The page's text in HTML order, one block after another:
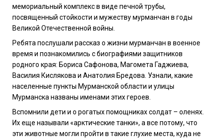
мемориальный комплекс в виде печной трубы,
посвященный стойкости и мужеству мурманчан в годы
Великой Отечественной войны.
Ребята послушали рассказ о жизни мурманчан в военное
время и познакомились с биографиями защитников
родного края: Бориса Сафонова, Магомета Гаджиева,
Василия Кислякова и Анатолия Бредова. Узнали, какие
населенные пункты Мурманской области и улицы
Мурманска названы именами этих героев.
Вспомнили дети и о рогатых помощниках солдат – оленях.
Их еще называли «арктические танки», а все потому, что
эти животные могли пройти в такие глухие места, куда не